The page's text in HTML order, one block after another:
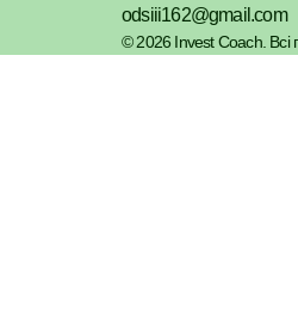
odsiii162@gmail.com
© 2026 Invest Coach. Всі